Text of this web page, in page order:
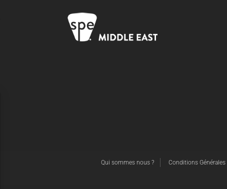
Qui sommes nous ? Conditions Générales